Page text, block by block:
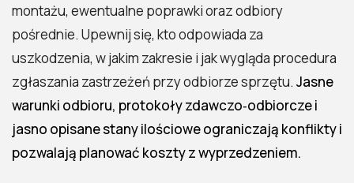
montażu, ewentualne poprawki oraz odbiory
pośrednie. Upewnij się, kto odpowiada za
uszkodzenia, w jakim zakresie i jak wygląda procedura
zgłaszania zastrzeżeń przy odbiorze sprzętu. Jasne
warunki odbioru, protokoły zdawczo‑odbiorcze i
jasno opisane stany ilościowe ograniczają konflikty i
pozwalają planować koszty z wyprzedzeniem.